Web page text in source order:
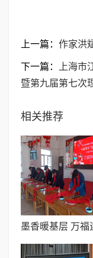
上一篇： 作家洪
下一篇：
上海
暨第九届第七次
相关推荐